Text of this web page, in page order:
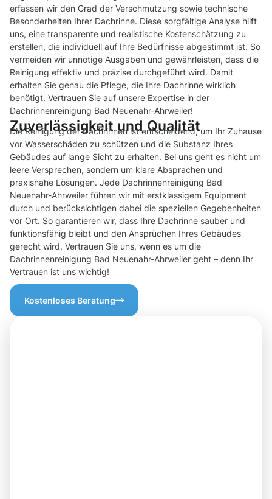
erfassen wir den Grad der Verschmutzung sowie technische
Besonderheiten Ihrer Dachrinne. Diese sorgfältige Analyse hilft
uns, eine transparente und realistische Kostenschätzung zu
erstellen, die individuell auf Ihre Bedürfnisse abgestimmt ist. So
vermeiden wir unnötige Ausgaben und gewährleisten, dass die
Reinigung effektiv und präzise durchgeführt wird. Damit
erhalten Sie genau die Pflege, die Ihre Dachrinne wirklich
benötigt. Vertrauen Sie auf unsere Expertise in der
Dachrinnenreinigung Bad Neuenahr-Ahrweiler!
Zuverlässigkeit und Qualität
Die Reinigung der Dachrinnen ist entscheidend, um Ihr Zuhause
vor Wasserschäden zu schützen und die Substanz Ihres
Gebäudes auf lange Sicht zu erhalten. Bei uns geht es nicht um
leere Versprechen, sondern um klare Absprachen und
praxisnahe Lösungen. Jede Dachrinnenreinigung Bad
Neuenahr-Ahrweiler führen wir mit erstklassigem Equipment
durch und berücksichtigen dabei die speziellen Gegebenheiten
vor Ort. So garantieren wir, dass Ihre Dachrinne sauber und
funktionsfähig bleibt und den Ansprüchen Ihres Gebäudes
gerecht wird. Vertrauen Sie uns, wenn es um die
Dachrinnenreinigung Bad Neuenahr-Ahrweiler geht – denn Ihr
Vertrauen ist uns wichtig!
Kostenloses Beratung